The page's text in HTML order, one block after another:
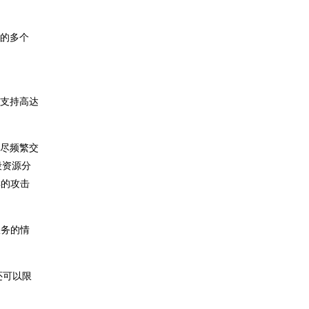
多个
持高达
频繁交
资源分
攻击
的情
可以限